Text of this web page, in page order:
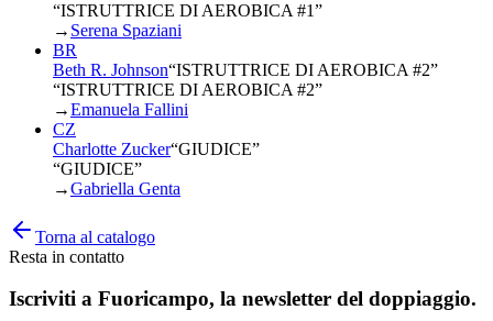
“ISTRUTTRICE DI AEROBICA #1”
→ Serena Spaziani
BR
Beth R. Johnson“ISTRUTTRICE DI AEROBICA #2”
“ISTRUTTRICE DI AEROBICA #2”
→Emanuela Fallini
CZ
Charlotte Zucker“GIUDICE”
“GIUDICE”
→Gabriella Genta
Torna al catalogo
Resta in contatto
Iscriviti a Fuoricampo, la newsletter del doppiaggio.